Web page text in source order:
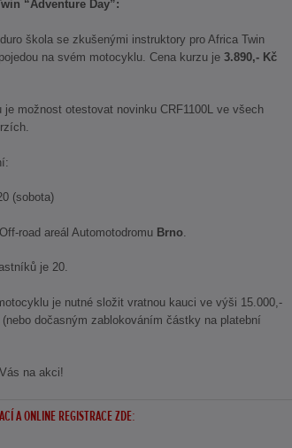
“Adventure Day”:
škola se zkušenými instruktory pro Africa Twin
na svém motocyklu. Cena kurzu je 3.890,- Kč
je možnost otestovat novinku CRF1100L ve všech
(sobota)
road areál Automotodromu Brno
je 20.
je nutné složit vratnou kauci ve výši 15.000,-
dočasným zablokováním částky na platební
na akci!
A ONLINE REGISTRACE ZDE: